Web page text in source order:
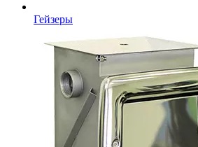
Гейзеры